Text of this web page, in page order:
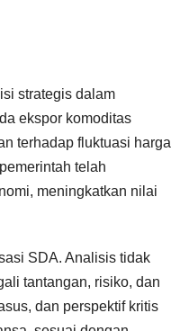
strategis dalam
ekspor komoditas
terhadap fluktuasi harga
telah
meningkatkan nilai
SDA. Analisis tidak
tantangan, risiko, dan
dan perspektif kritis